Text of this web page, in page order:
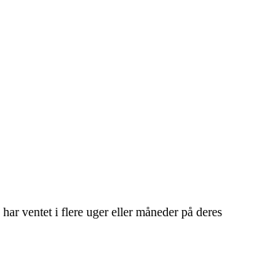
ventet i flere uger eller måneder på deres